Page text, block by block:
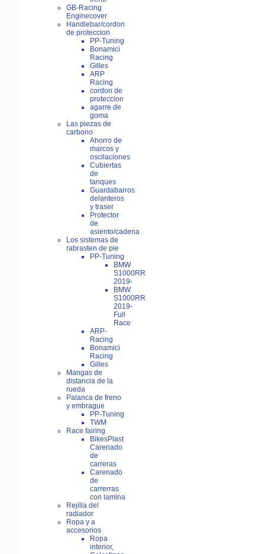
GB-Racing
Enginecover
Handlebar/cordon
de proteccion
PP-Tuning
Bonamici
Racing
Gilles
ARP
Racing
cordon de
proteccion
agarre de
goma
Las piezas de
carbono
Ahorro de
marcos y
oscilaciones
Cubiertas
de
tanques
Guardabarros
delanteros
y traser
Protector
de
asiento/cadena
Los sistemas de
rabrasten de pie
PP-Tuning
BMW
S1000RR
2019-
BMW
S1000RR
2019-
Full
Race
ARP-
Racing
Bonamici
Racing
Gilles
Mangas de
distancia de la
rueda
Palanca de freno
y embrague
PP-Tuning
TWM
Race fairing
BikesPlast
Carenado
de
carreras
Carenado
de
carrerras
con lamina
Rejilla del
radiador
Ropa y a
accesorios
Ropa
interior,